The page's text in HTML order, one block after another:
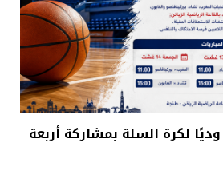
لكرة السلة بمشاركة أربعة